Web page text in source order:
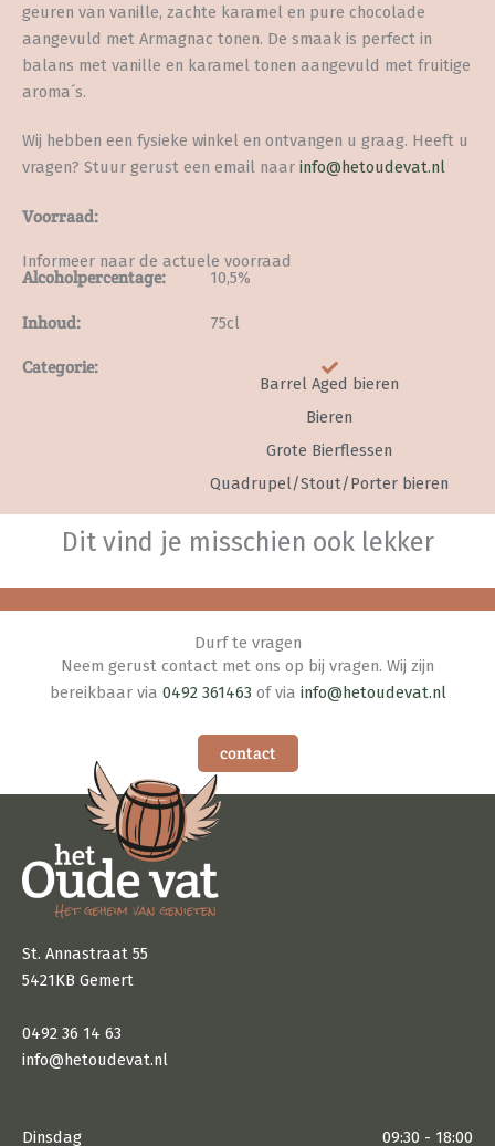
geuren van vanille, zachte karamel en pure chocolade
aangevuld met Armagnac tonen. De smaak is perfect in
balans met vanille en karamel tonen aangevuld met fruitige
aroma´s.
Wij hebben een fysieke winkel en ontvangen u graag. Heeft u
vragen? Stuur gerust een email naar info@hetoudevat.nl
Voorraad:
Informeer naar de actuele voorraad
Alcoholpercentage:
10,5%
Inhoud: 75cl
Categorie:
Barrel Aged bieren
Bieren
Grote Bierflessen
Quadrupel/Stout/Porter bieren
Dit vind je misschien ook lekker
Durf te vragen
Neem gerust contact met ons op bij vragen. Wij zijn
bereikbaar via 0492 361463 of via info@hetoudevat.nl
contact
St. Annastraat 55
5421KB Gemert
0492 36 14 63
info@hetoudevat.nl
Dinsdag 09:30 - 18:00